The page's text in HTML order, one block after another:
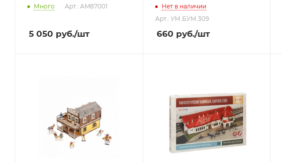
Много Арт.: AM87001
5 050 руб./шт
Нет в наличии
Арт.: УМ.БУМ.309
660 руб./шт